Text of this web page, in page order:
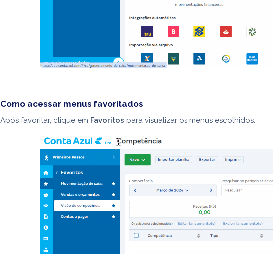
Como acessar menus favoritados
Após favoritar, clique em Favoritos para visualizar os menus escolhidos.